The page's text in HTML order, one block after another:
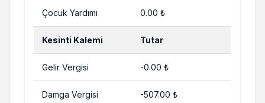
Çocuk Yardımı 0.00 ₺
Kesinti Kalemi Tutar
Gelir Vergisi -0.00 ₺
Damga Vergisi -507.00 ₺